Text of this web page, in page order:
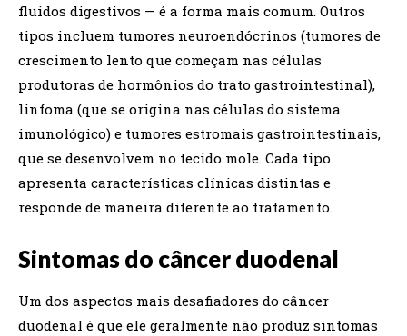
fluidos digestivos — é a forma mais comum. Outros
tipos incluem tumores neuroendócrinos (tumores de
crescimento lento que começam nas células
produtoras de hormônios do trato gastrointestinal),
linfoma (que se origina nas células do sistema
imunológico) e tumores estromais gastrointestinais,
que se desenvolvem no tecido mole. Cada tipo
apresenta características clínicas distintas e
responde de maneira diferente ao tratamento.
Sintomas do câncer duodenal
Um dos aspectos mais desafiadores do câncer
duodenal é que ele geralmente não produz sintomas